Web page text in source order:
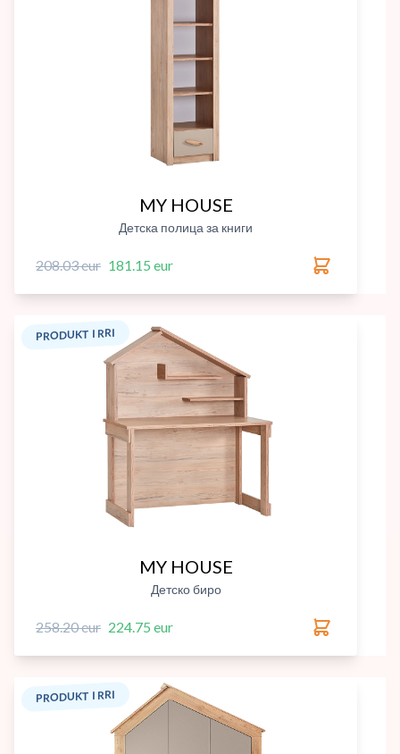
MY HOUSE
Детска полица за книги
208.03 eur 181.15 eur
PRODUKT I RRI
MY HOUSE
Детско биро
258.20 eur 224.75 eur
PRODUKT I RRI